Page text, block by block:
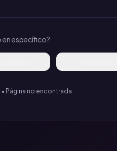
en específico?
Página no encontrada